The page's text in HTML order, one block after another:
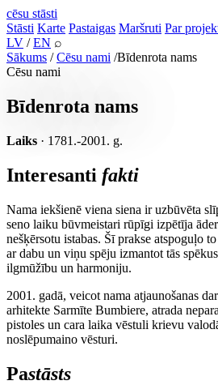
cēsu stāsti
Stāsti Karte Pastaigas Maršruti Par
LV /EN ⌕
Sākums / Cēsu nami /Bīdenrota nams
Cēsu nami
Bīdenrota nams
Laiks · 1781.-2001. g.
Interesanti fakti
Nama iekšienē viena siena ir uzbūvēta
seno laiku būvmeistari rūpīgi izpētīja
nešķērsotu istabas. Šī prakse atspoguļo
ar dabu un viņu spēju izmantot tās
ilgmūžību un harmoniju.
2001. gadā, veicot nama atjaunošanas
arhitekte Sarmīte Bumbiere, atrada
pistoles un cara laika vēstuli krievu
noslēpumaino vēsturi.
Pastāsts